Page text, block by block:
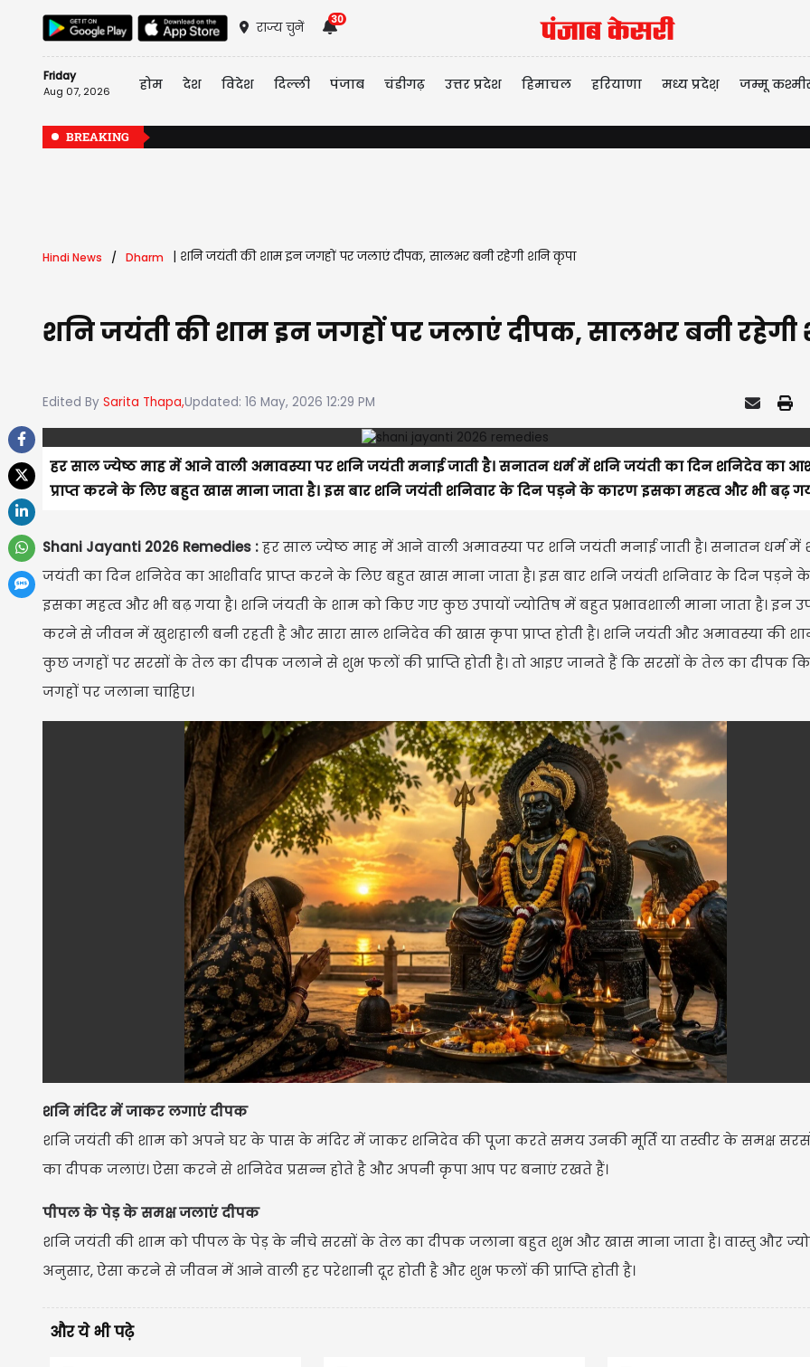
राज्य चुनें
30
Friday
Aug 07, 2026 होम देश विदेश दिल्ली पंजाब चंडीगढ़ उत्तर प्रदेश हिमाचल हरियाणा मध्य प्रदेश़ जम्मू
BREAKING
Hindi News Dharm शनि जयंती की शाम इन जगहों पर जलाएं दीपक, सालभर बनी रहेगी शनि कृपा
शनि जयंती की शाम इन जगहों पर जलाएं दीपक, सालभर बनी रहेगी
Edited By Sarita Thapa,Updated: 16 May, 2026 12:29 PM
हर साल ज्येष्ठ माह में आने वाली अमावस्या पर शनि जयंती मनाई जाती है। सनातन धर्म में शनि जयंती का दिन शनिदेव का
प्राप्त करने के लिए बहुत खास माना जाता है। इस बार शनि जयंती शनिवार के दिन पड़ने के कारण इसका महत्व और भी बढ़
Shani Jayanti 2026 Remedies :हर साल ज्येष्ठ माह में आने वाली अमावस्या पर शनि जयंती मनाई जाती है। सनातन धर्म में
जयंती का दिन शनिदेव का आशीर्वाद प्राप्त करने के लिए बहुत खास माना जाता है। इस बार शनि जयंती शनिवार के दिन पड़ने
इसका महत्व और भी बढ़ गया है। शनि जंयती के शाम को किए गए कुछ उपायों ज्योतिष में बहुत प्रभावशाली माना जाता है। इन
करने से जीवन में खुशहाली बनी रहती है और सारा साल शनिदेव की खास कृपा प्राप्त होती है। शनि जयंती और अमावस्या की
कुछ जगहों पर सरसों के तेल का दीपक जलाने से शुभ फलों की प्राप्ति होती है। तो आइए जानते हैं कि सरसों के तेल का दीपक
जगहों पर जलाना चाहिए।
शनि मंदिर में जाकर लगाएं दीपक
शनि जयंती की शाम को अपने घर के पास के मंदिर में जाकर शनिदेव की पूजा करते समय उनकी मूर्ति या तस्वीर के समक्ष
का दीपक जलाएं। ऐसा करने से शनिदेव प्रसन्न होते है और अपनी कृपा आप पर बनाएं रखते हैं।
पीपल के पेड़ के समक्ष जलाएं दीपक
शनि जयंती की शाम को पीपल के पेड़ के नीचे सरसों के तेल का दीपक जलाना बहुत शुभ और खास माना जाता है। वास्तु और
अनुसार, ऐसा करने से जीवन में आने वाली हर परेशानी दूर होती है और शुभ फलों की प्राप्ति होती है।
और ये भी पढ़े